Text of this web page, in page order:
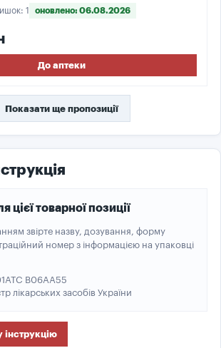
1 оновлено: 06.08.2026
До аптеки
Показати ще пропозиції
цієї товарної позиції
звірте назву, дозування, форму
номер з інформацією на упаковці
ATC B06AA55
лікарських засобів України
інструкцію